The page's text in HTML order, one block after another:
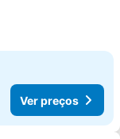
Ver preços